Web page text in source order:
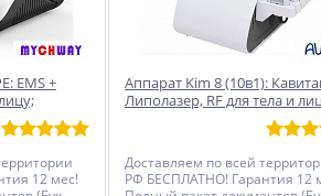
EMS +
+ RF; RF-
45T2
12 мес!
Аппарат Kim 8 (10в1):
Липолазер, RF для тела и
Вакуум биполярный RF,
Миостимуляция
Доставляем по всей
РФ БЕСПЛАТНО! Гарантия 12